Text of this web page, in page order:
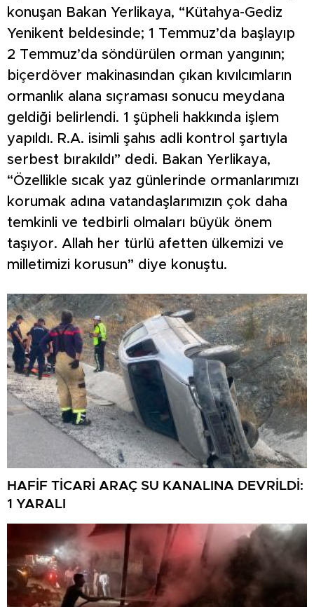
konuşan Bakan Yerlikaya, “Kütahya-Gediz
Yenikent beldesinde; 1 Temmuz’da başlayıp
2 Temmuz’da söndürülen orman yangının;
biçerdöver makinasından çıkan kıvılcımların
ormanlık alana sıçraması sonucu meydana
geldiği belirlendi. 1 şüpheli hakkında işlem
yapıldı. R.A. isimli şahıs adli kontrol şartıyla
serbest bırakıldı” dedi. Bakan Yerlikaya,
“Özellikle sıcak yaz günlerinde ormanlarımızı
korumak adına vatandaşlarımızın çok daha
temkinli ve tedbirli olmaları büyük önem
taşıyor. Allah her türlü afetten ülkemizi ve
milletimizi korusun” diye konuştu.
HAFİF TİCARİ ARAÇ SU KANALINA DEVRİLDİ:
1 YARALI